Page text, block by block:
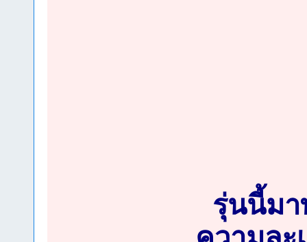
รุ่นนี้มา